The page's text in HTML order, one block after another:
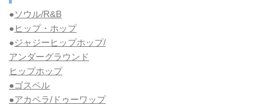
●ソウル/R&B
● ヒップ・ホップ
●ジャジーヒップホップ/
アンダーグラウンド
ヒップホップ
●ゴスペル
●アカペラ/ドゥーワップ